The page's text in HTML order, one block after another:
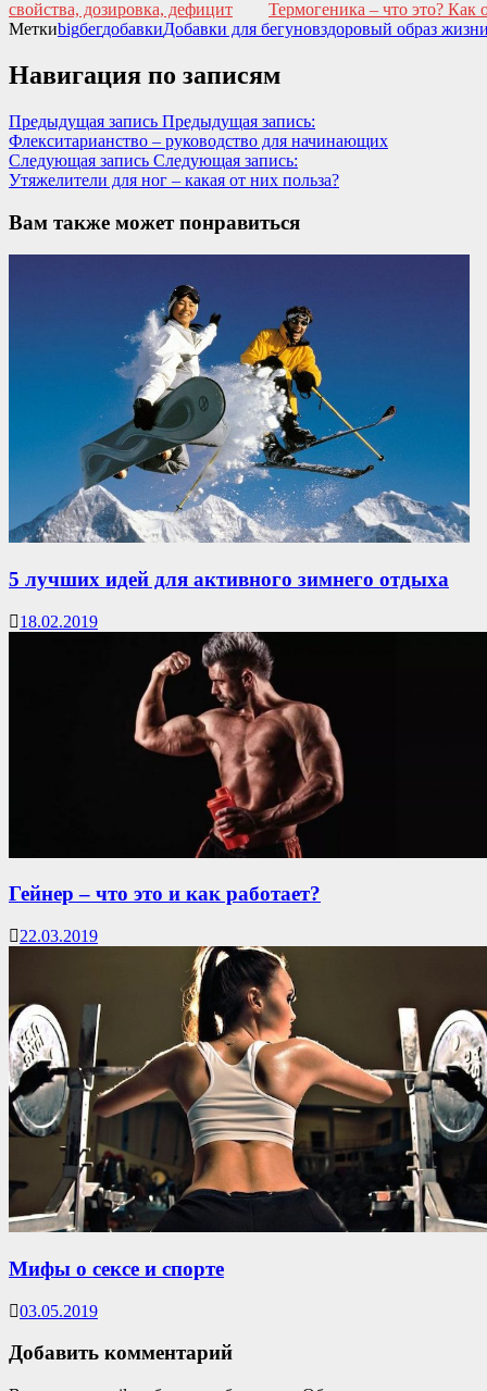
свойства, дозировка, дефицит
Термогеника – что это? Как
МеткиbigбегдобавкиДобавки для бегуновздоровый образ
Навигация по записям
Предыдущая запись Предыдущая запись:
Флекситарианство – руководство для начинающих
Следующая запись Следующая запись:
Утяжелители для ног – какая от них польза?
Вам также может понравиться
5 лучших идей для активного зимнего отдыха
18.02.2019
Гейнер – что это и как работает?
22.03.2019
Мифы о сексе и спорте
03.05.2019
Добавить комментарий